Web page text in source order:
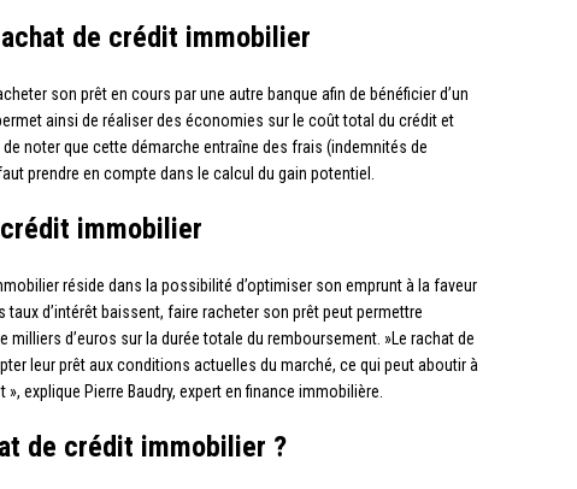
de crédit immobilier
son prêt en cours par une autre banque afin de bénéficier d’un
ainsi de réaliser des économies sur le coût total du crédit et
noter que cette démarche entraîne des frais (indemnités de
prendre en compte dans le calcul du gain potentiel.
immobilier
réside dans la possibilité d’optimiser son emprunt à la faveur
d’intérêt baissent, faire racheter son prêt peut permettre
d’euros sur la durée totale du remboursement. »Le rachat de
leur prêt aux conditions actuelles du marché, ce qui peut aboutir à
explique Pierre Baudry, expert en finance immobilière.
de crédit immobilier ?